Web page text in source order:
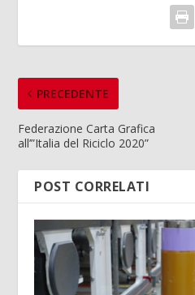
PRECEDENTE
Federazione Carta Grafica
all’”Italia del Riciclo 2020”
POST CORRELATI